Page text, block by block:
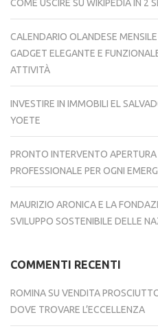
COME USCIRE SU WIKIPEDIA IN 2
CALENDARIO OLANDESE
GADGET ELEGANTE E
ATTIVITÀ
INVESTIRE IN IMMOBILI EL
YOETE
PRONTO INTERVENTO
PROFESSIONALE PER OGNI
MAURIZIO ARONICA E LA
SVILUPPO SOSTENIBILE DELLE
COMMENTI RECENTI
ROMINA SU VENDITA
DOVE TROVARE L’ECCELLENZA